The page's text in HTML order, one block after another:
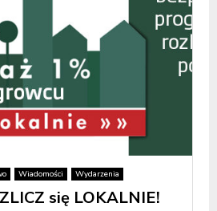
Wiadomości Wydarzenia
się LOKALNIE!